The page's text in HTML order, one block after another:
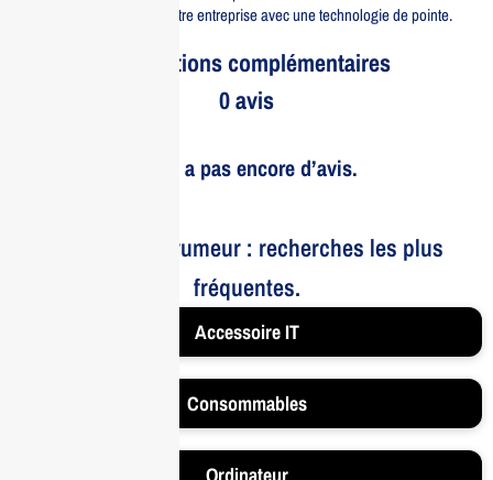
DL20 G11 et transformez votre entreprise avec une technologie de pointe.
Informations complémentaires
0 avis
Il n’y a pas encore d’avis.
Le bruit et la rumeur : recherches les plus
fréquentes.
Accessoire IT
Consommables